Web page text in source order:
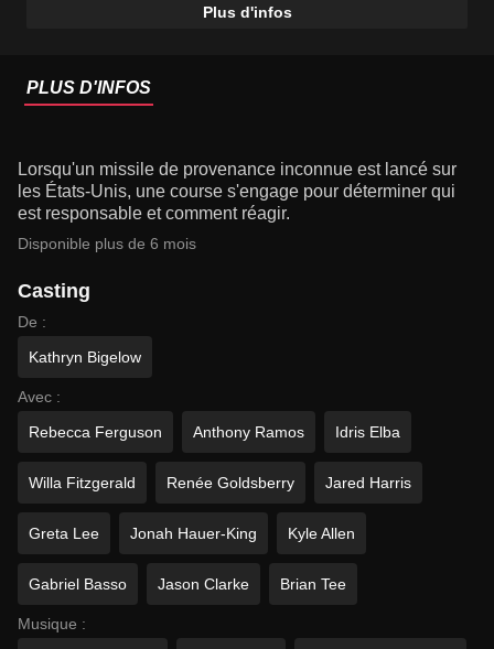
Plus d'infos
PLUS D'INFOS
Lorsqu'un missile de provenance inconnue est lancé sur
les États-Unis, une course s'engage pour déterminer qui
est responsable et comment réagir.
Disponible plus de 6 mois
Casting
De :
Kathryn Bigelow
Avec :
Rebecca Ferguson
Anthony Ramos Idris Elba
Willa Fitzgerald Renée Goldsberry Jared Harris
Greta Lee Jonah Hauer-King Kyle Allen
Gabriel Basso Jason Clarke Brian Tee
Musique :